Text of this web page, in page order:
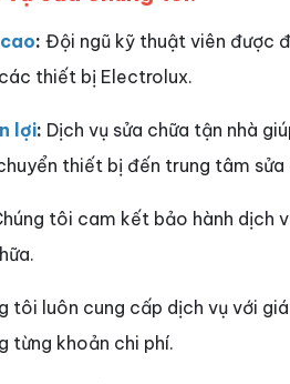
: Đội ngũ kỹ thuật viên được
thiết bị Electrolux.
lợi: Dịch vụ sửa chữa tận nhà
thiết bị đến trung tâm sửa
tôi cam kết bảo hành dịch
tôi luôn cung cấp dịch vụ với
từng khoản chi phí.